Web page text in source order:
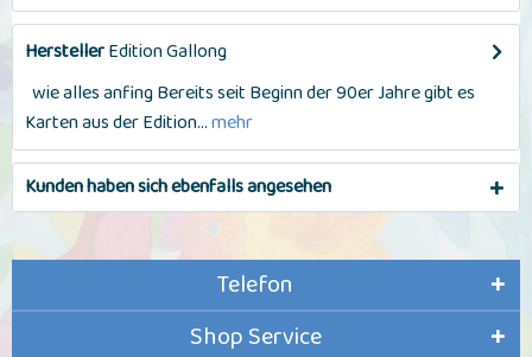
HerstellerEdition Gallong
wie alles anfing Bereits seit Beginn der 90er Jahre gibt es
Karten aus der Edition...mehr
Kunden haben sich ebenfalls angesehen
Telefon
Shop Service